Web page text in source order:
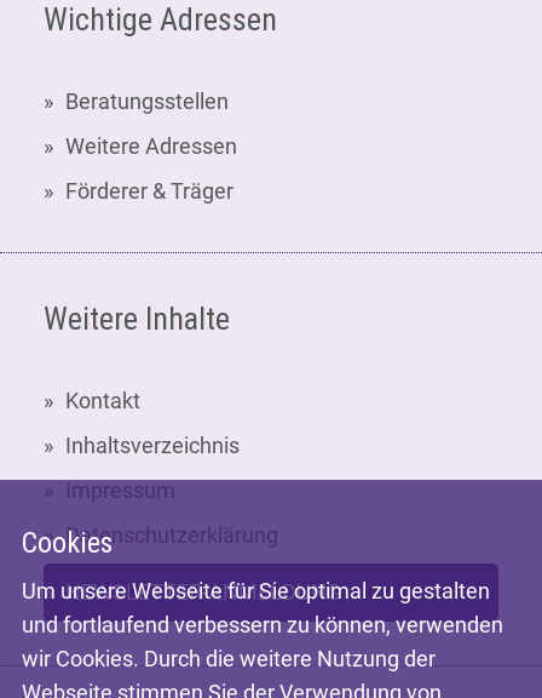
Wichtige Adressen
Beratungsstellen
Weitere Adressen
Förderer & Träger
Weitere Inhalte
Kontakt
Inhaltsverzeichnis
Impressum
Datenschutzerklärung
NEWSLETTER-ANMELDUNG
Cookies
Um unsere Webseite für Sie optimal zu gestalten
und fortlaufend verbessern zu können, verwenden
wir Cookies. Durch die weitere Nutzung der
Webseite stimmen Sie der Verwendung von